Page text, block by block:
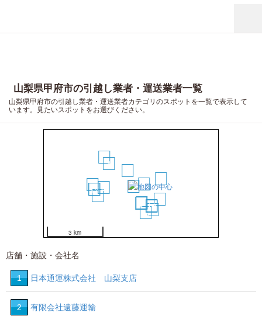
山梨県甲府市の引越し業者・運送業者一覧
山梨県甲府市の引越し業者・運送業者カテゴリのスポットを一覧で表示して
います。見たいスポットをお選びください。
2 3
4
6
8
9
10
11
12
13
14
15
16
17
18
1920
3 km
店舗・施設・会社名
1 日本通運株式会社 山梨支店
2 有限会社遠藤運輸